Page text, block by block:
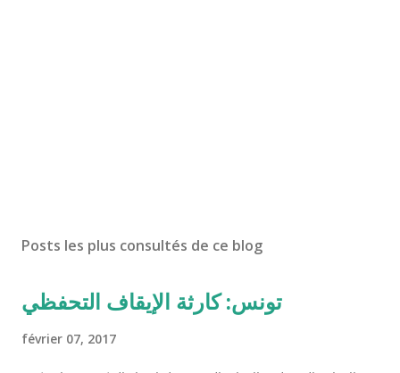
Posts les plus consultés de ce blog
تونس: كارثة الإيقاف التحفظي
février 07, 2017